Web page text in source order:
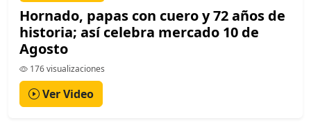
Hornado, papas con cuero y 72 años de
historia; así celebra mercado 10 de
Agosto
176 visualizaciones
Ver Video